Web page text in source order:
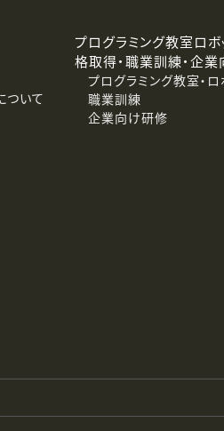
ついて
プログラミング教室ロボ
格取得・職業訓練・企
プログラミング教室・ロ
職業訓練
企業向け研修